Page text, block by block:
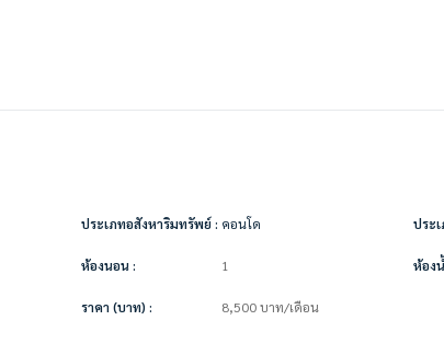
ประเภทอสังหาริมทรัพย์ : คอนโด ประ
ห้องนอน : 1 ห้อง
ราคา (บาท) : 8,500 บาท/เดือน